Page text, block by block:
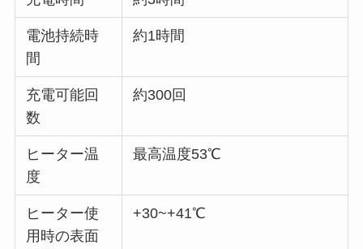
電池持続時
間
約1時間
充電可能回
数
約300回
ヒーター温
度
最高温度53℃
ヒーター使
用時の表面
+30~+41℃